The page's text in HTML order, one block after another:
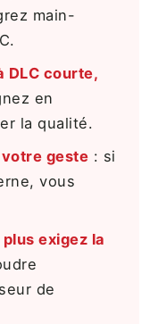
main-
DLC courte,
en
la qualité.
geste : si
vous
exigez la
de